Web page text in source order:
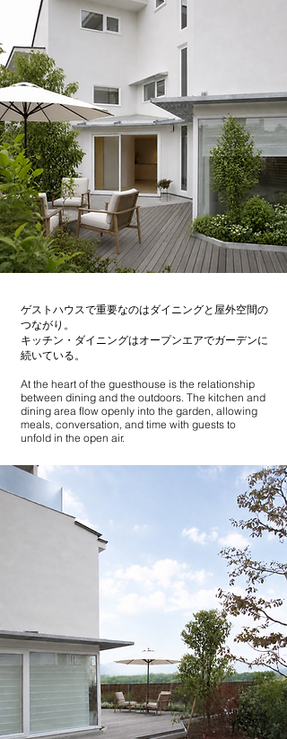
ゲストハウスで重要なのはダイニングと屋外空間の
つながり。
キッチン・ダイニングはオープンエアでガーデンに
続いている。
At the heart of the guesthouse is the relationship
between dining and the outdoors. The kitchen and
dining area flow openly into the garden, allowing
meals, conversation, and time with guests to
unfold in the open air.